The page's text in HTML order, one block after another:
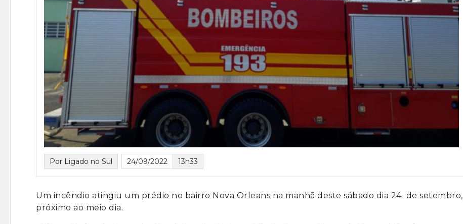
Por Ligado no Sul 24/09/2022 13h33
Um incêndio atingiu um prédio no bairro Nova Orleans na manhã deste sábado dia 24 de setembro,
próximo ao meio dia.